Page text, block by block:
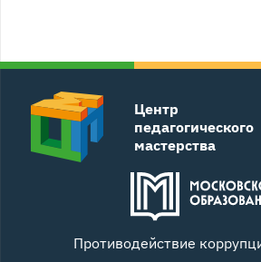
Центр
педагогического
мастерства
Противодействие